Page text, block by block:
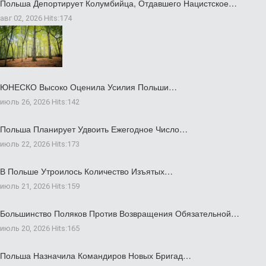
Польша Депортирует Колумбийца, Отдавшего Нацистское…
авг 02, 2026 Hits:174
ЮНЕСКО Высоко Оценила Усилия Польши…
июль 26, 2026 Hits:142
Польша Планирует Удвоить Ежегодное Число…
июль 22, 2026 Hits:173
В Польше Утроилось Количество Изъятых…
июль 21, 2026 Hits:159
Большинство Поляков Против Возвращения Обязательной…
июль 20, 2026 Hits:165
Польша Назначила Командиров Новых Бригад…